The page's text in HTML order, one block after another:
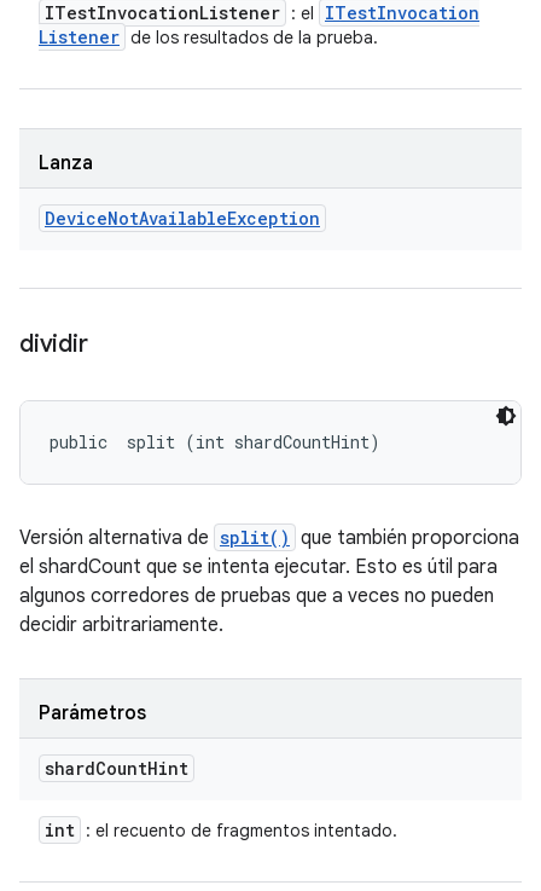
ITestInvocationListener : el ITestInvocation
Listener de los resultados de la prueba.
Lanza
DeviceNotAvailableException
dividir
public split (int shardCountHint)
Versión alternativa de split() que también proporciona
el shardCount que se intenta ejecutar. Esto es útil para
algunos corredores de pruebas que a veces no pueden
decidir arbitrariamente.
Parámetros
shardCountHint
int : el recuento de fragmentos intentado.